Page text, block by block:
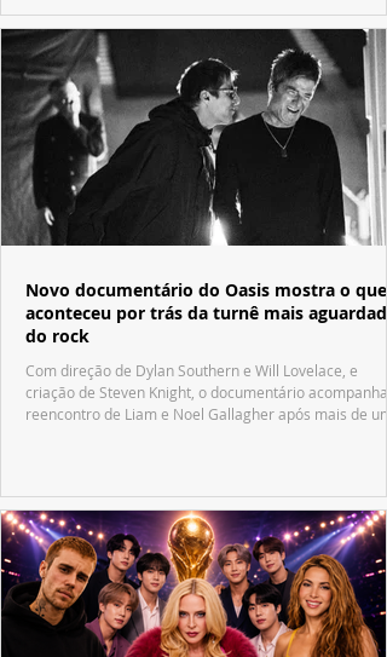
Novo documentário do Oasis mostra o que
aconteceu por trás da turnê mais aguardada
do rock
Com direção de Dylan Southern e Will Lovelace, e
criação de Steven Knight, o documentário acompanha
reencontro de Liam e Noel Gallagher após mais de